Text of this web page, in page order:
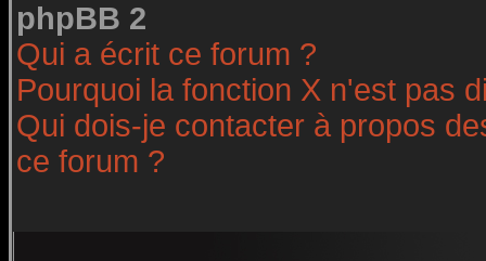
phpBB 2
Qui a écrit ce forum ?
Pourquoi la fonction X n'est pas
Qui dois-je contacter à propos
ce forum ?